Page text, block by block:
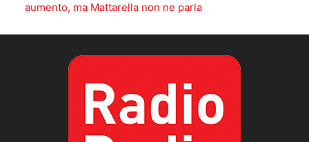
aumento, ma Mattarella non ne parla